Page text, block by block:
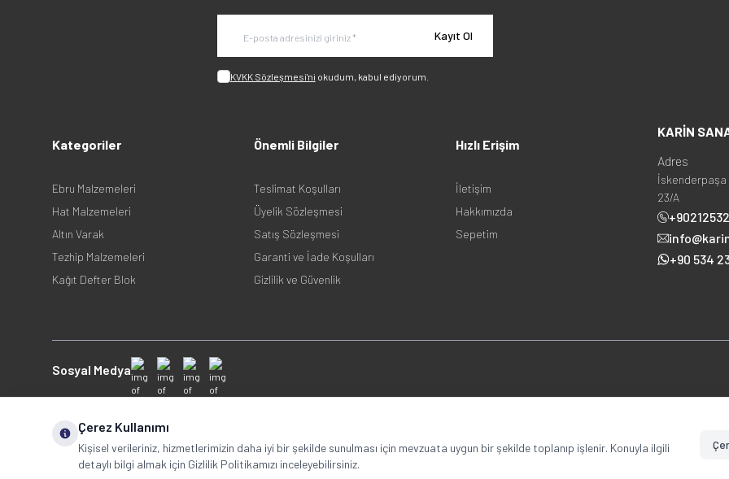
Kayıt Ol
KVKK Sözleşmesi'ni okudum, kabul ediyorum.
Kategoriler
Ebru Malzemeleri
Hat Malzemeleri
Altın Varak
Tezhip Malzemeleri
Kağıt Defter Blok
Önemli Bilgiler
Teslimat Koşulları
Üyelik Sözleşmesi
Satış Sözleşmesi
Garanti ve İade Koşulları
Gizlilik ve Güvenlik
Hızlı Erişim
İletişim
Hakkımızda
Sepetim
KARİN
Adres
İskenderpaşa
23/A
+90 534
Sosyal Medya
Çerez Kullanımı
Kişisel verileriniz, hizmetlerimizin daha iyi bir şekilde sunulması için mevzuata uygun bir şekilde toplanıp işlenir. Konuyla ilgili
detaylı bilgi almak için Gizlilik Politikamızı inceleyebilirsiniz.